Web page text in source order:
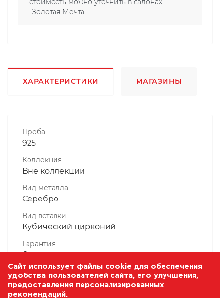
стоимость можно уточнить в салонах
"Золотая Мечта"
ХАРАКТЕРИСТИКИ МАГАЗИНЫ
Проба
925
Коллекция
Вне коллекции
Вид металла
Серебро
Вид вставки
Кубический цирконий
Гарантия
6 месяцев
Комплектность, шт
1 Штука
Сайт использует файлы cookie для обеспечения
удобства пользователей сайта, его улучшения,
предоставления персонализированных
рекомендаций.